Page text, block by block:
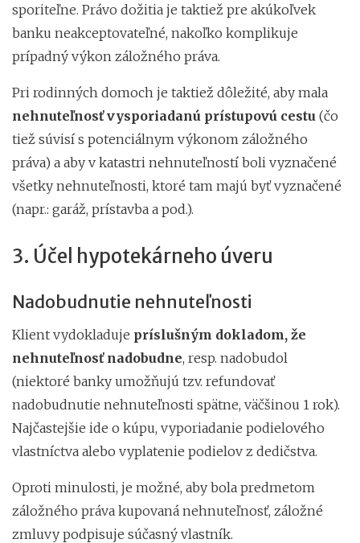
sporiteľne. Právo dožitia je taktiež pre akúkoľvek
banku neakceptovateľné, nakoľko komplikuje
prípadný výkon záložného práva.
Pri rodinných domoch je taktiež dôležité, aby mala
nehnuteľnosť vysporiadanú prístupovú cestu (čo
tiež súvisí s potenciálnym výkonom záložného
práva) a aby v katastri nehnuteľností boli vyznačené
všetky nehnuteľnosti, ktoré tam majú byť vyznačené
(napr.: garáž, prístavba a pod.).
3. Účel hypotekárneho úveru
Nadobudnutie nehnuteľnosti
Klient vydokladuje príslušným dokladom, že
nehnuteľnosť nadobudne, resp. nadobudol
(niektoré banky umožňujú tzv. refundovať
nadobudnutie nehnuteľnosti spätne, väčšinou 1 rok).
Najčastejšie ide o kúpu, vyporiadanie podielového
vlastníctva alebo vyplatenie podielov z dedičstva.
Oproti minulosti, je možné, aby bola predmetom
záložného práva kupovaná nehnuteľnosť, záložné
zmluvy podpisuje súčasný vlastník.